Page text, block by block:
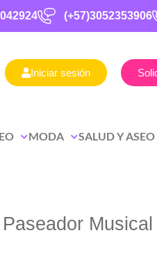
(+57)3052353906
Iniciar sesión
MODA SALUD Y ASEO